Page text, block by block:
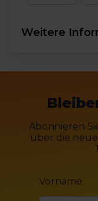
Weitere
Abonnieren
über die
Vorname